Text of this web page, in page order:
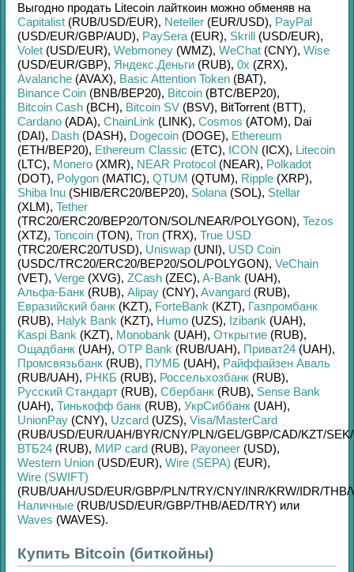
Выгодно продать Litecoin лайткоин можно обменяв на
Capitalist (RUB/USD/EUR), Neteller (EUR/USD), PayPal
(USD/EUR/GBP/AUD), PaySera (EUR), Skrill (USD/EUR),
Volet (USD/EUR), Webmoney (WMZ), WeChat (CNY), Wise
(USD/EUR/GBP), Яндекс.Деньги (RUB), 0x (ZRX),
Avalanche (AVAX), Basic Attention Token (BAT),
Binance Coin (BNB/BEP20), Bitcoin (BTC/BEP20),
Bitcoin Cash (BCH), Bitcoin SV (BSV), BitTorrent (BTT),
Cardano (ADA), ChainLink (LINK), Cosmos (ATOM), Dai
(DAI), Dash (DASH), Dogecoin (DOGE), Ethereum
(ETH/BEP20), Ethereum Classic (ETC), ICON (ICX), Litecoin
(LTC), Monero (XMR), NEAR Protocol (NEAR), Polkadot
(DOT), Polygon (MATIC), QTUM (QTUM), Ripple (XRP),
Shiba Inu (SHIB/ERC20/BEP20), Solana (SOL), Stellar
(XLM), Tether
(TRC20/ERC20/BEP20/TON/SOL/NEAR/POLYGON), Tezos
(XTZ), Toncoin (TON), Tron (TRX), True USD
(TRC20/ERC20/TUSD), Uniswap (UNI), USD Coin
(USDC/TRC20/ERC20/BEP20/SOL/POLYGON), VeChain
(VET), Verge (XVG), ZCash (ZEC), A-Bank (UAH),
Альфа-Банк (RUB), Alipay (CNY), Avangard (RUB),
Евразийский банк (KZT), ForteBank (KZT), Газпромбанк
(RUB), Halyk Bank (KZT), Humo (UZS), Izibank (UAH),
Kaspi Bank (KZT), Monobank (UAH), Открытие (RUB),
Ощадбанк (UAH), OTP Bank (RUB/UAH), Приват24 (UAH),
Промсвязьбанк (RUB), ПУМБ (UAH), Райффайзен Аваль
(RUB/UAH), РНКБ (RUB), Россельхозбанк (RUB),
Русский Стандарт (RUB), Сбербанк (RUB), Sense Bank
(UAH), Тинькофф банк (RUB), УкрСиббанк (UAH),
UnionPay (CNY), Uzcard (UZS), Visa/MasterCard
(RUB/USD/EUR/UAH/BYR/CNY/PLN/GEL/GBP/CAD/KZT/SEK/
ВТБ24 (RUB), МИР card (RUB), Payoneer (USD),
Western Union (USD/EUR), Wire (SEPA) (EUR),
Wire (SWIFT)
(RUB/UAH/USD/EUR/GBP/PLN/TRY/CNY/INR/KRW/IDR/THB/
Наличные (RUB/USD/EUR/GBP/THB/AED/TRY) или
Waves (WAVES).
Купить Bitcoin (биткойны)